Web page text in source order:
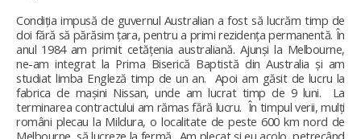
Condiția impusă de guvernul Australian a fost să lucrăm timp de
doi fără să părăsim țara, pentru a primi rezidența permanentă. În
anul 1984 am primit cetățenia australiană. Ajunși la Melbourne,
ne-am integrat la Prima Biserică Baptistă din Australia și am
studiat limba Engleză timp de un an. Apoi am găsit de lucru la
fabrica de mașini Nissan, unde am lucrat timp de 9 luni. La
terminarea contractului am rămas fără lucru. În timpul verii, mulți
români plecau la Mildura, o localitate de peste 600 km nord de
Melbourne, să lucreze la fermă. Am plecat și eu acolo, petrecând